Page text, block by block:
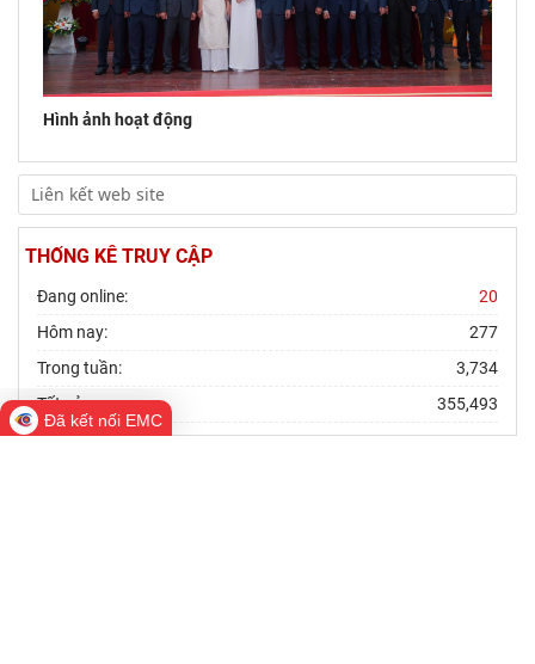
Hình ảnh hoạt động
THỐNG KÊ TRUY CẬP
Đang online:
20
Hôm nay:
277
Trong tuần:
3,734
Tất cả:
355,493
Đã kết nối EMC